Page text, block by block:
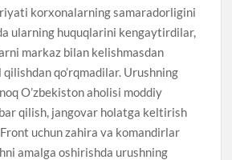
korxonalarning samaradorligini
ularning huquqlarini kengaytirdilar,
markaz bilan kelishmasdan
qo’rqmadilar. Urushning
O’zbekiston aholisi moddiy
qilish, jangovar holatga keltirish
uchun zahira va komandirlar
amalga oshirishda urushning